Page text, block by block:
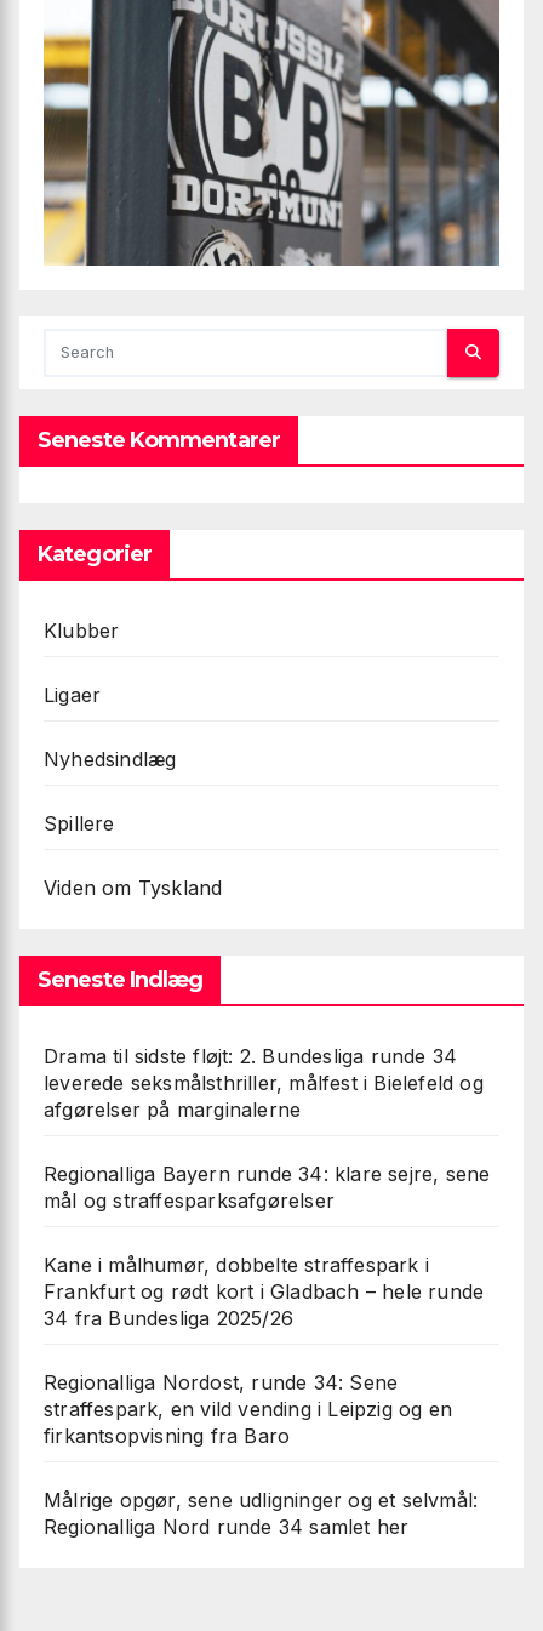
Seneste Kommentarer
Kategorier
Klubber
Ligaer
Nyhedsindlæg
Spillere
Viden om Tyskland
Seneste Indlæg
Drama til sidste fløjt: 2. Bundesliga runde 34
leverede seksmålsthriller, målfest i Bielefeld og
afgørelser på marginalerne
Regionalliga Bayern runde 34: klare sejre, sene
mål og straffesparksafgørelser
Kane i målhumør, dobbelte straffespark i
Frankfurt og rødt kort i Gladbach – hele runde
34 fra Bundesliga 2025/26
Regionalliga Nordost, runde 34: Sene
straffespark, en vild vending i Leipzig og en
firkantsopvisning fra Baro
Målrige opgør, sene udligninger og et selvmål:
Regionalliga Nord runde 34 samlet her